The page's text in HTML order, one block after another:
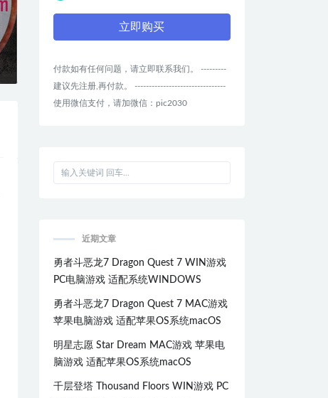
立即购买
付款如有任何问题，请立即联系我们。 ---------
建议先注册,再付款。 --------------------------------
使用微信支付，请加微信：pic2030
近期文章
勇者斗恶龙7 Dragon Quest 7 WIN游戏
PC电脑游戏 适配系统WINDOWS
勇者斗恶龙7 Dragon Quest 7 MAC游戏
苹果电脑游戏 适配苹果OS系统macOS
明星志愿 Star Dream MAC游戏 苹果电
脑游戏 适配苹果OS系统macOS
千层登塔 Thousand Floors WIN游戏 PC